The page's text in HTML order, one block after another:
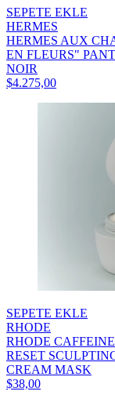
SEPETE EKLE
HERMES
HERMES AUX
EN FLEURS"
NOIR
$4.275,00
SEPETE EKLE
RHODE
RHODE CAFFEINE
RESET
CREAM MASK
$38,00